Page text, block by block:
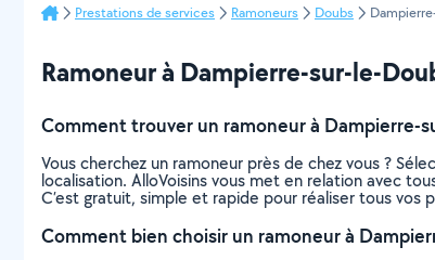
Prestations de services Ramoneurs Doubs
Ramoneur à Dampierre-sur-le-
Comment trouver un ramoneur à Dampierre-
Vous cherchez un ramoneur près de chez vous ?
localisation. AlloVoisins vous met en relation avec
C’est gratuit, simple et rapide pour réaliser tous vos
Comment bien choisir un ramoneur à